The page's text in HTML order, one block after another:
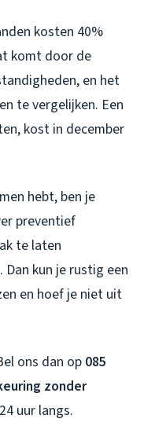
kosten 40%
komt door de
en het
te vergelijken. Een
kost in december
hebt, ben je
preventief
te laten
kun je rustig een
en hoef je niet uit
ons dan op 085
zonder
uur langs.